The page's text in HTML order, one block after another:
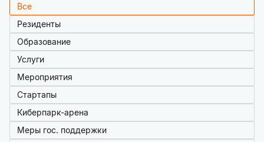
Все
Резиденты
Образование
Услуги
Мероприятия
Стартапы
Киберпарк-арена
Меры гос. поддержки